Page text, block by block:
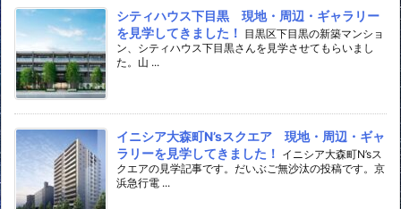
シティハウス下目黒 現地・周辺・ギャラリー
を見学してきました！ 目黒区下目黒の新築マンショ
ン、シティハウス下目黒さんを見学させてもらいまし
た。山 ...
イニシア大森町N’sスクエア 現地・周辺・ギャ
ラリーを見学してきました！ イニシア大森町N’sス
クエアの見学記事です。だいぶご無沙汰の投稿です。京
浜急行電 ...